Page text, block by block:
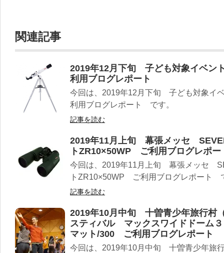
関連記事
2019年12月下旬 子ども対象イベ
利用ブログレポート
今回は、2019年12月下旬 子ども対象
利用ブログレポート です。
記事を読む
2019年11月上旬 幕張メッセ
トZR10×50WP ご利用ブログレポー
今回は、2019年11月上旬 幕張メッセ
トZR10×50WP ご利用ブログレポート
記事を読む
2019年10月中旬 十曽青少年旅行村
スティバル マックスワイドドーム
マット/300 ご利用ブログレポート
今回は、2019年10月中旬 十曽青少年旅